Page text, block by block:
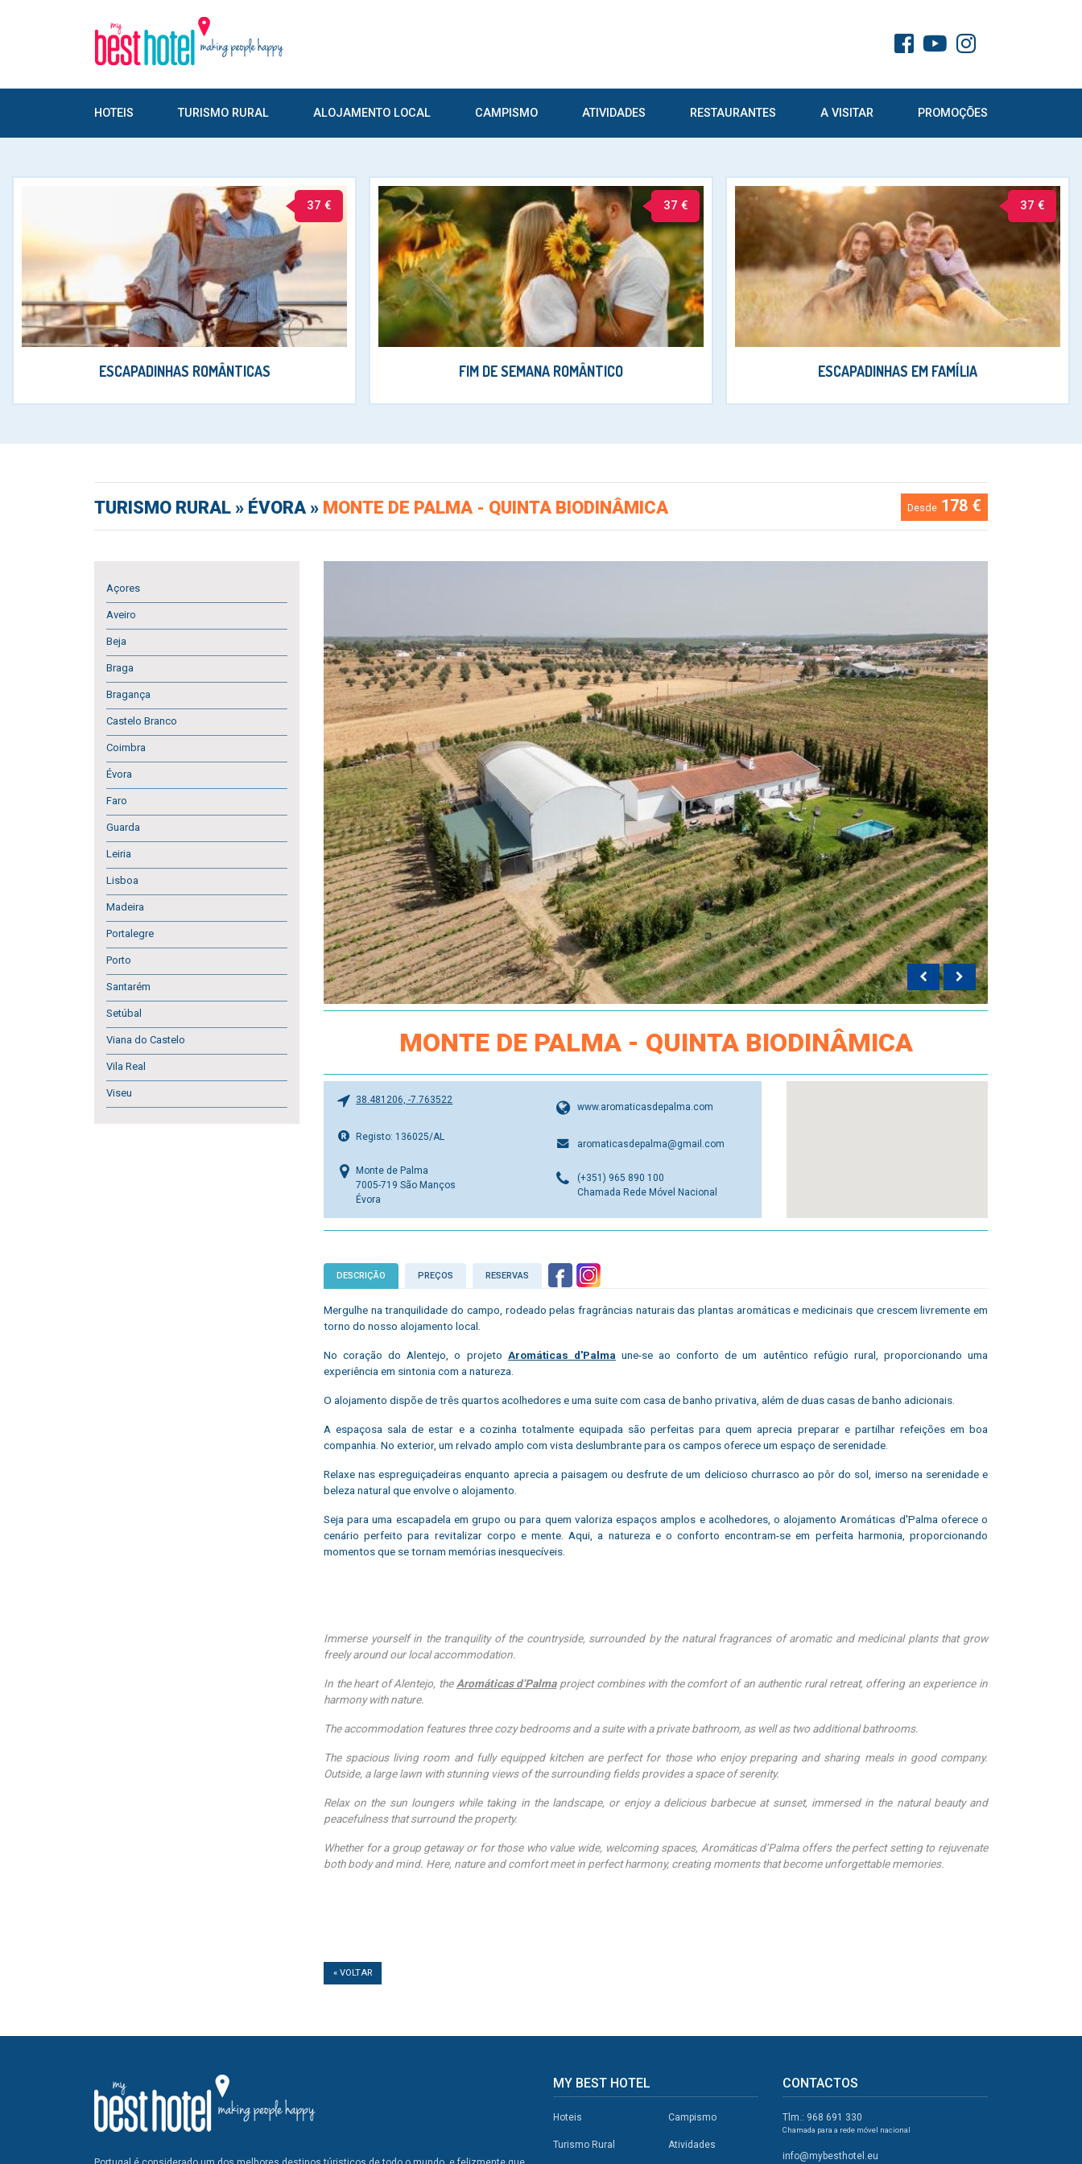
HOTEIS TURISMO RURAL ALOJAMENTO LOCAL CAMPISMO ATIVIDADES RESTAURANTES A VISITAR PROMOÇÕES
37 €
ESCAPADINHAS ROMÂNTICAS
37 €
FIM DE SEMANA ROMÂNTICO
37 €
ESCAPADINHAS EM FAMÍLIA
TURISMO RURAL » ÉVORA » MONTE DE PALMA - QUINTA BIODINÂMICA Desde 178 €
Açores
Aveiro
Beja
Braga
Bragança
Castelo Branco
Coimbra
Évora
Faro
Guarda
Leiria
Lisboa
Madeira
Portalegre
Porto
Santarém
Setúbal
Viana do Castelo
Vila Real
Viseu
MONTE DE PALMA - QUINTA BIODINÂMICA
38.481206, -7.763522
Registo: 136025/AL
Monte de Palma
7005-719 São Manços
Évora
www.aromaticasdepalma.com
aromaticasdepalma@gmail.com
(+351) 965 890 100
Chamada Rede Móvel Nacional
DESCRIÇÃO PREÇOS RESERVAS
Mergulhe na tranquilidade do campo, rodeado pelas fragrâncias naturais das plantas aromáticas e medicinais que crescem livremente em
torno do nosso alojamento local.
No coração do Alentejo, o projeto Aromáticas d'Palma une-se ao conforto de um autêntico refúgio rural, proporcionando uma
experiência em sintonia com a natureza.
O alojamento dispõe de três quartos acolhedores e uma suite com casa de banho privativa, além de duas casas de banho adicionais.
A espaçosa sala de estar e a cozinha totalmente equipada são perfeitas para quem aprecia preparar e partilhar refeições em boa
companhia. No exterior, um relvado amplo com vista deslumbrante para os campos oferece um espaço de serenidade.
Relaxe nas espreguiçadeiras enquanto aprecia a paisagem ou desfrute de um delicioso churrasco ao pôr do sol, imerso na serenidade e
beleza natural que envolve o alojamento.
Seja para uma escapadela em grupo ou para quem valoriza espaços amplos e acolhedores, o alojamento Aromáticas d'Palma oferece o
cenário perfeito para revitalizar corpo e mente. Aqui, a natureza e o conforto encontram-se em perfeita harmonia, proporcionando
momentos que se tornam memórias inesquecíveis.
Immerse yourself in the tranquility of the countryside, surrounded by the natural fragrances of aromatic and medicinal plants that grow
freely around our local accommodation.
In the heart of Alentejo, theAromáticas d’Palmaproject combines with the comfort of an authentic rural retreat, offering an experience in
harmony with nature.
The accommodation features three cozy bedrooms and a suite with a private bathroom, as well as two additional bathrooms.
The spacious living room and fully equipped kitchen are perfect for those who enjoy preparing and sharing meals in good company.
Outside, a large lawn with stunning views of the surrounding fields provides a space of serenity.
Relax on the sun loungers while taking in the landscape, or enjoy a delicious barbecue at sunset, immersed in the natural beauty and
peacefulness that surround the property.
Whether for a group getaway or for those who value wide, welcoming spaces, Aromáticas d’Palma offers the perfect setting to rejuvenate
both body and mind. Here, nature and comfort meet in perfect harmony, creating moments that become unforgettable memories.
« VOLTAR
MY BEST HOTEL
Hoteis
Turismo Rural
Campismo
Atividades
CONTACTOS
Tlm.: 968 691 330
Chamada para a rede móvel nacional
info@mybesthotel.eu